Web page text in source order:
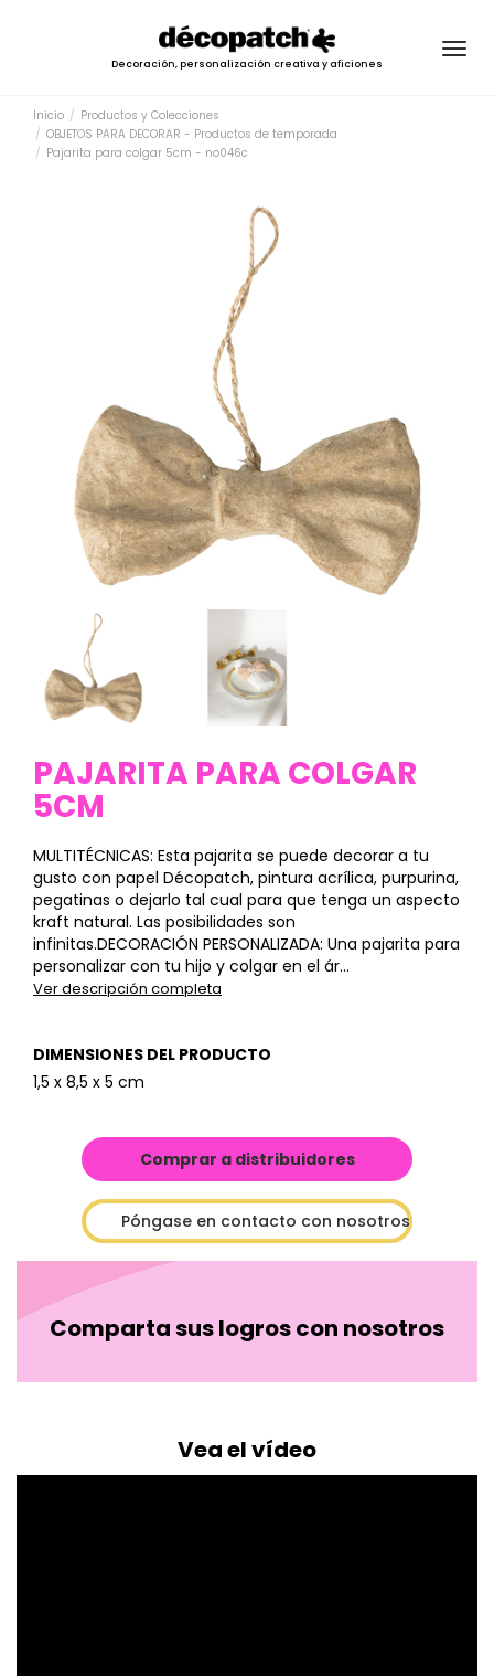
Decoración, personalización creativa y aficiones
Inicio
Productos y Colecciones
OBJETOS PARA DECORAR - Productos de temporada
Pajarita para colgar 5cm - no046c
PAJARITA PARA COLGAR
5CM
MULTITÉCNICAS: Esta pajarita se puede decorar a tu
gusto con papel Décopatch, pintura acrílica, purpurina,
pegatinas o dejarlo tal cual para que tenga un aspecto
kraft natural. Las posibilidades son
infinitas.DECORACIÓN PERSONALIZADA: Una pajarita para
personalizar con tu hijo y colgar en el ár...
Ver descripción completa
DIMENSIONES DEL PRODUCTO
1,5 x 8,5 x 5 cm
Comprar a distribuidores
Póngase en contacto con nosotros
Comparta sus logros con nosotros
Vea el vídeo